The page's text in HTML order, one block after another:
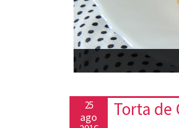
25
ago Torta de